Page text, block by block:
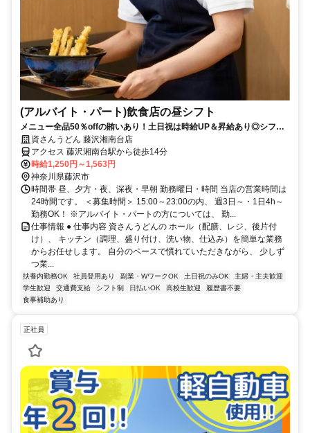
(アルバイト・パート)飲食店の昼シフト
メニュー全品50％offの賄いあり！土日祝は時給UP＆昇給あり◎シフト
は柔軟に対応♪
資さんうどん 藤沢湘南台店
アクセス 藤沢湘南台駅から徒歩14分
時給1,250円～1,563円
神奈川県藤沢市
時間帯 昼、夕方・夜、深夜・早朝 勤務曜日・時間 当店の営業時間は
24時間です。 ＜募集時間＞ 15:00～23:00の内、 週3日～・1日4h～
勤務OK！ ※アルバイト・パートの方については、 勤...
仕事情報 ● 仕事内容 資さんうどんの ホール（配膳、レジ、後片付
け）、 キッチン（調理、盛り付け、洗い物、仕込み）を簡単な業務
からお任せします。 自分のペースで慣れていただきながら、 少しず
つ業...
扶養内勤務OK 社員登用あり 副業・WワークOK 土日祝のみOK
主婦・主夫歓迎
学生歓迎
交通費支給 シフト制 日払いOK 高校生歓迎
履歴書不要
食事補助あり
正社員